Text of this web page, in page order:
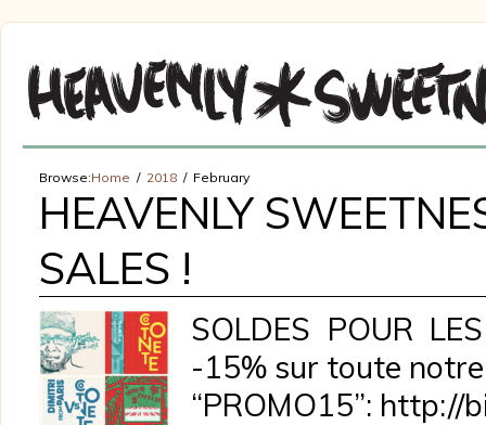
Browse:Home 2018 February
HEAVENLY
SALES !
SOLDES POUR
-15% sur toute
“PROMO15”: http://